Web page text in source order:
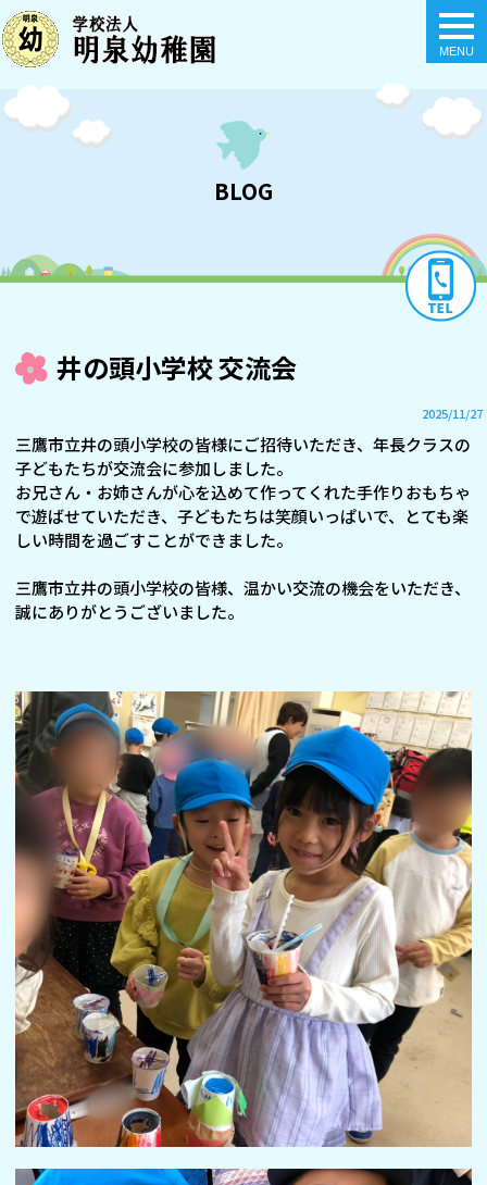
BLOG
井の頭小学校 交流会
2025/11/27
三鷹市立井の頭小学校の皆様にご招待いただき、年長クラスの
子どもたちが交流会に参加しました。
お兄さん・お姉さんが心を込めて作ってくれた手作りおもちゃ
で遊ばせていただき、子どもたちは笑顔いっぱいで、とても楽
しい時間を過ごすことができました。
三鷹市立井の頭小学校の皆様、温かい交流の機会をいただき、
誠にありがとうございました。